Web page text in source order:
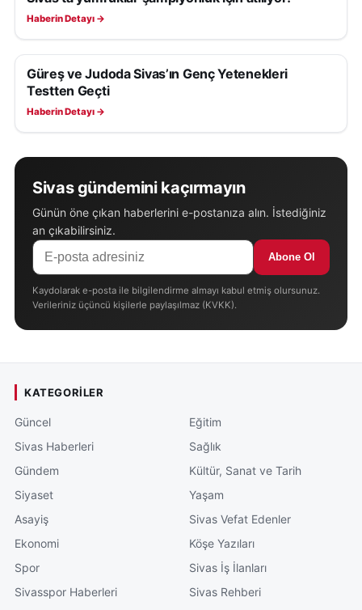
Haberin Detayı →
SPOR
Güreş ve Judoda Sivas’ın Genç Yetenekleri
Testten Geçti
Haberin Detayı →
Sivas gündemini kaçırmayın
Günün öne çıkan haberlerini e-postanıza alın. İstediğiniz
an çıkabilirsiniz.
Abone Ol
Kaydolarak e-posta ile bilgilendirme almayı kabul etmiş olursunuz.
Verileriniz üçüncü kişilerle paylaşılmaz (KVKK).
KATEGORILER
Güncel
Sivas Haberleri
Gündem
Siyaset
Asayiş
Ekonomi
Spor
Sivasspor Haberleri
Eğitim
Sağlık
Kültür, Sanat ve Tarih
Yaşam
Sivas Vefat Edenler
Köşe Yazıları
Sivas İş İlanları
Sivas Rehberi